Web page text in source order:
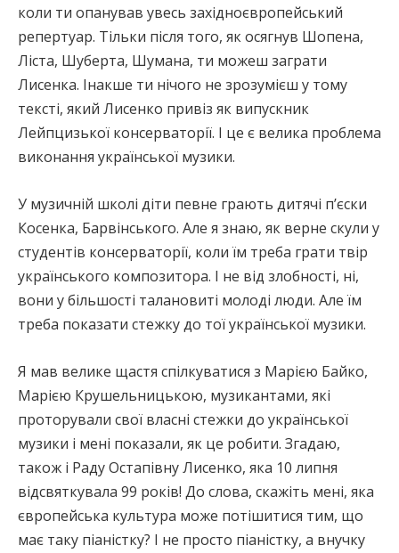
коли ти опанував увесь західноєвропейський
репертуар. Тільки після того, як осягнув Шопена,
Ліста, Шуберта, Шумана, ти можеш заграти
Лисенка. Інакше ти нічого не зрозумієш у тому
тексті, який Лисенко привіз як випускник
Лейпцизької консерваторії. І це є велика проблема
виконання української музики.
У музичній школі діти певне грають дитячі п’єски
Косенка, Барвінського. Але я знаю, як верне скули у
студентів консерваторії, коли їм треба грати твір
українського композитора. І не від злобності, ні,
вони у більшості талановиті молоді люди. Але їм
треба показати стежку до тої української музики.
Я мав велике щастя спілкуватися з Марією Байко,
Марією Крушельницькою, музикантами, які
проторували свої власні стежки до української
музики і мені показали, як це робити. Згадаю,
також і Раду Остапівну Лисенко, яка 10 липня
відсвяткувала 99 років! До слова, скажіть мені, яка
європейська культура може потішитися тим, що
має таку піаністку? І не просто піаністку, а внучку